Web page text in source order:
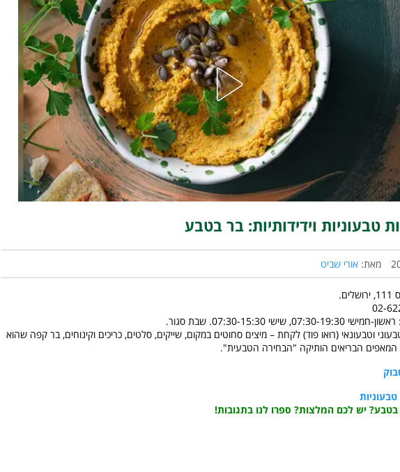
טבעוניות וידידותיות: בר בטבע
מאת: אורי שביט
שישי 07:30-15:30. שבת סגור.
וטבעונאי (רואו פוד) לקחת – מיצים סחוטים במקום, שייקים, סלטים, כריכים וקינוחים, בר קפה שהוא
המאפים הבריאים הותיקה "הבחירה הטבעית".
יש לכם המלצות? ספרו לנו בתגובות!